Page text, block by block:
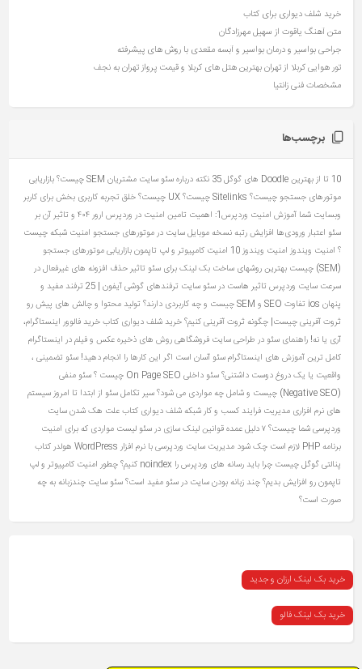
خرید شلف دیواری برای کتاب
متن آهنگ یاقوت از سهیل مهرزادگان
جراحی بواسیر و درمان بواسیر و آبسه مقعدی با روش های پیشرفته
تور هوایی کربلا از تهران بهترین هتل های کربلا و قیمت پرواز تهران به نجف
مشخصات فنی زانتیا
برچسب‌ها
10 تا از بهترین Doodle های گوگل 35 نکته درباره سئو سایت مشتریان
SEM چیست؟ بازاریابی
موتورهای جستجو چیست؟ Sitelinks چیست؟
UX چیست؟ خلق تجربه کاربری بخش برای کاربر
وبسایت شما آموزش امنیت وردپرس1: اهمیت تامین امنیت در وردپرس
ارور ۴۰۴ و تاثیر آن بر
سئو اعتبار ورودی‌ها افزایش رتبه نسخه موبایل سایت در موتورهای جستجو امنیت شبکه چیست
؟ امنیت ویندوز امنیت ویندوز 10 امنیت کامپیوتر و لپ تاپمونبازاریابی موتورهای جستجو
(SEM) چیست
بهترین روشهای ساخت بک لینک برای سئو تاثیر حذف افزونه های غیرفعال در
سرعت سایت وردپرس تاثیر هاست در سئو سایت
ترفندهای گوشی آیفون | 25 ترفند مفید و
پنهان ios
تفاوت SEO و SEM چیست و چه کاربردی دارند؟
تولید محتوا و چالش های پیش رو
ثروت آفرینی چیست| چگونه ثروت آفرینی کنیم؟خرید شلف دیواری کتابخرید فالوور اینستاگرام،
آری یا نه! راهنمای سئو در طراحی سایت فروشگاهیروش های ذخیره عکس و فیلم در اینستاگرام
کامل ترین آموزش های اینستاگرامسئو آسان است اگر این کارها را انجام دهید! سئو تضمینی ،
واقعیت یا یک دروغ دوست‌ داشتنی؟سئو داخلی On Page SEO چیست ؟
سئو منفی
(Negative SEO) چیست و شامل چه مواردی می شود؟
سیر تکامل سئو از ابتدا تا امروز سیستم
های نرم افزاری مدیریت فرایند کسب و کار شبکهشلف دیواری کتابعلت هک شدن سایت
وردپرسی شما چیست؟ ۷ دلیل عمده
قوانین لینک سازی در سئو لیست مواردی که برای امنیت
برنامه PHP لازم است چک شود
مدیریت سایت وردپرسی با نرم افزار WordPress
هولدر کتاب
پنالتی گوگل چیست چرا باید رسانه های وردپرس را noindex کنیم؟
چطور امنیت کامپیوتر و لپ
تاپمون رو افزایش بدیم؟چند زبانه بودن سایت در سئو مفید است؟ سئو سایت چندزبانه به چه
صورت است؟
خرید بک لینک ارزان و جدید
خرید بک لینک فالو